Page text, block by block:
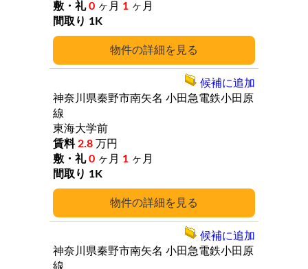
詳細
0 ヶ月 1 ヶ月
1K
詳細
神奈川県秦野市南矢名 小田急電鉄小田原
線
東海大学前
2.8 万円
0 ヶ月 1 ヶ月
1K
候補に追加
神奈川県秦野市南矢名 小田急電鉄小田原
線
候補に追加